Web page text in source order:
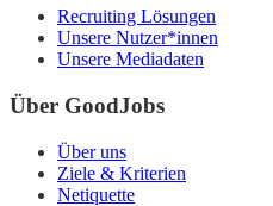
Recruiting Lösungen
Unsere Nutzer*innen
Unsere Mediadaten
Über GoodJobs
Über uns
Ziele & Kriterien
Netiquette